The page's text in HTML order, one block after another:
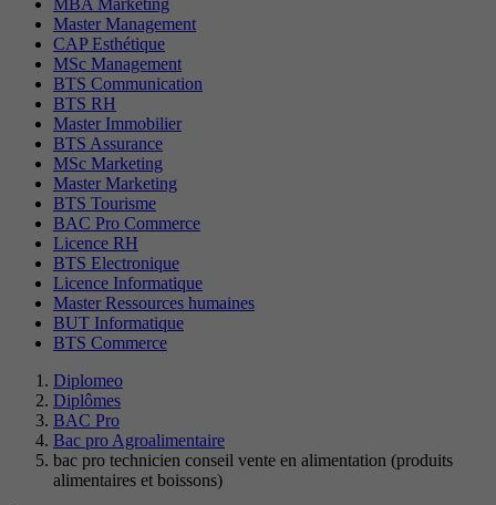
MBA Marketing
Master Management
CAP Esthétique
MSc Management
BTS Communication
BTS RH
Master Immobilier
BTS Assurance
MSc Marketing
Master Marketing
BTS Tourisme
BAC Pro Commerce
Licence RH
BTS Electronique
Licence Informatique
Master Ressources humaines
BUT Informatique
BTS Commerce
Diplomeo
Diplômes
BAC Pro
Bac pro Agroalimentaire
bac pro technicien conseil vente en alimentation (produits
alimentaires et boissons)